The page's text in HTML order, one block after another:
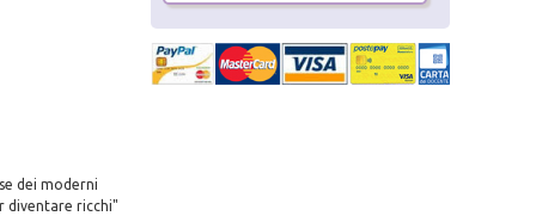
dei moderni
diventare ricchi"
modulo di iscrizione